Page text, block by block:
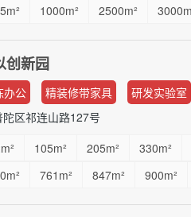
1000m² 2500m²
创新园
办公
精装修带家具
研发实验室
陀区祁连山路127号
105m² 205m² 330m²
761m² 847m² 900m²
3000m² 3500m² ...